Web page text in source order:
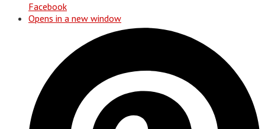
Facebook
Opens in a new window